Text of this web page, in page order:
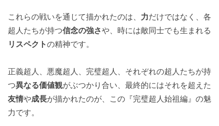
これらの戦いを通じて描かれたのは、 力だけではなく、各
超人たちが持つ信念の強さや、時には敵同士でも生まれる
リスペクトの精神です。
正義超人、悪魔超人、完璧超人、それぞれの超人たちが持
つ異なる価値観がぶつかり合い、最終的にはそれを超えた
友情や成長が描かれたのが、この『完璧超人始祖編』の魅
力です。